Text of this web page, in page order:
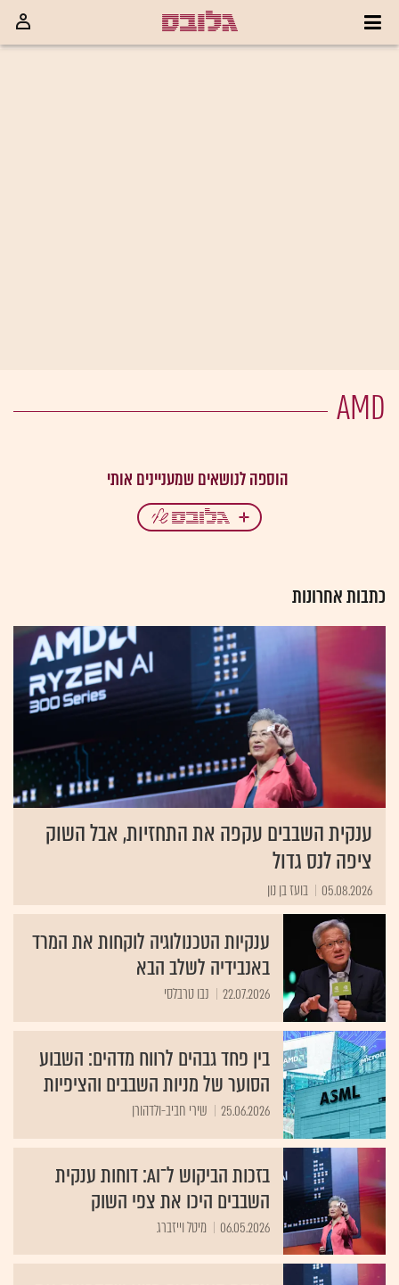
AMD
כתבות אחרונות
ענקית השבבים עקפה את התחזיות, אבל השוק
ציפה לנס גדול
05.08.2026 בועז בן נון
ענקיות הטכנולוגיה לוקחות את המרד
באנבידיה לשלב הבא
22.07.2026 נבו טרבלסי
בין פחד גבהים לרווח מדהים: השבוע
הסוער של מניות השבבים והציפיות
25.06.2026 שירי חביב-ולדהורן
בזכות הביקוש ל־AI: דוחות ענקית
השבבים היכו את צפי השוק
06.05.2026 מיטל וייזברג